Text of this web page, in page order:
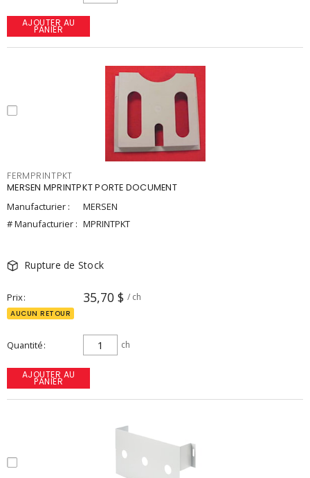
AJOUTER AU
PANIER
FERMPRINTPKT
MERSEN MPRINTPKT PORTE DOCUMENT
Manufacturier :
MERSEN
# Manufacturier : MPRINTPKT
Rupture de Stock
Prix 35,70 $ / ch
AUCUN RETOUR
Quantité ch
AJOUTER AU
PANIER